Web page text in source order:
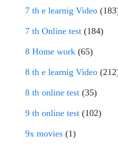
7 th e learnig Video
7 th Online test (184)
8 Home work (65)
8 th e learnig Video
8 th online test (35)
9 th online test (102)
9x movies (1)